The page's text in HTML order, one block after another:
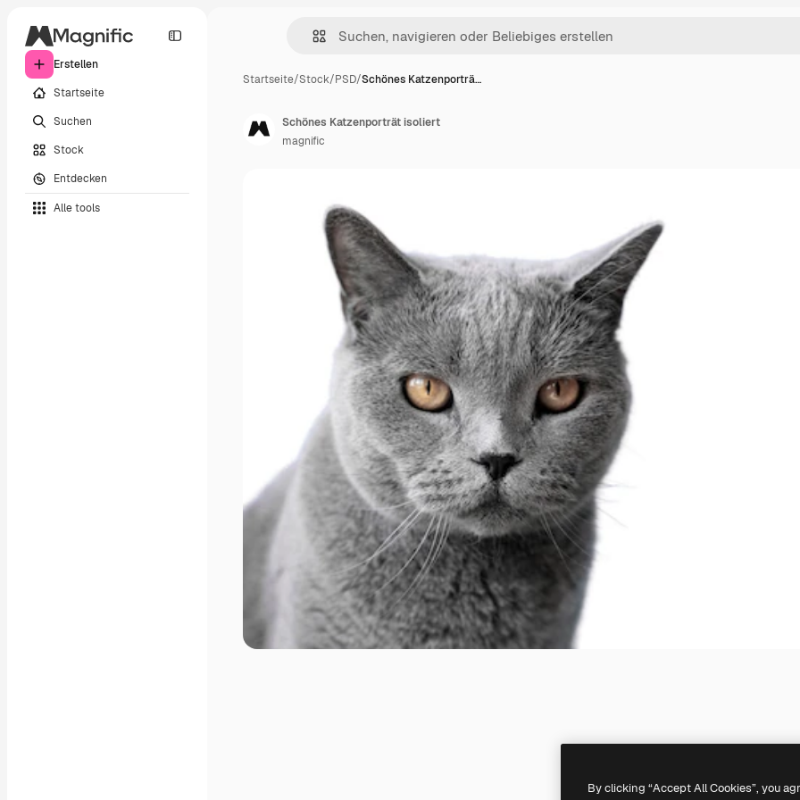
Erstellen
Startseite
Suchen
Stock
Entdecken
Alle tools
Startseite/Stock/PSD/Schönes Katzenporträ…
Schönes Katzenporträt isoliert
magnific
By clicking “Accept All Cookies”, you